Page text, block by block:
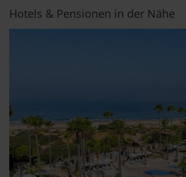
Hotels & Pensionen in der Nähe